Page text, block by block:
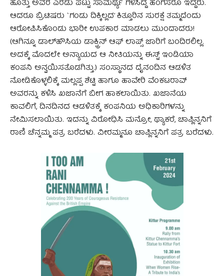
ಹೊತ್ತು ಅವರ ಎರಡು ಪಟ್ಟು ಸಾಮರ್ಥ್ಯ ಗಳಿಸಿದ್ದ ಹೆಂಗಸರೂ ಇದ್ದರು.
ಆದರೂ ಬ್ರಿಟಿಷರು `ಗಂಡು ದಿಕ್ಕಿಲ್ಲದ’ ಕಿತ್ತೂರಿನ ಸುರಕ್ಷೆ ತಮ್ಮದೆಂದು
ಆರೋಪಿಸಿಕೊಂಡು ಭಾರೀ ಉಪಕಾರ ಮಾಡಲು ಮುಂದಾದರು!
(ಆಗಿನ್ನೂ ಡಾಲ್‌ಹೌಸಿಯ ಡಾಕ್ಟ್ರಿನ್ ಆಫ್ ಲಾಪ್ಸ್ ಜಾರಿಗೆ ಬಂದಿರಲಿಲ್ಲ.
ಅದಕ್ಕೆ ಮೊದಲೇ ಅನ್ಯಾಯದ ಆ ನೀತಿಯನ್ನು ಈಸ್ಟ್ ಇಂಡಿಯಾ
ಕಂಪನಿ ಅನ್ವಯಿಸತೊಡಗಿತ್ತು.) ಸಂಸ್ಥಾನದ ದೈನಂದಿನ ಆಡಳಿತ
ನೋಡಿಕೊಳ್ಳಲಿಕ್ಕೆ ಮಲ್ಲಪ್ಪ ಶೆಟ್ಟಿ ಹಾಗೂ ಹಾವೇರಿ ವೆಂಕಟರಾವ್
ಅವರನ್ನು ಕಳಿಸಿ ಖಜಾನೆಗೆ ಬೀಗ ಹಾಕಲಾಯಿತು. ಖಜಾನೆಯ
ಕಾವಲಿಗೆ, ದಿನದಿನದ ಆಡಳಿತಕ್ಕೆ ಕಂಪನಿಯ ಅಧಿಕಾರಿಗಳನ್ನು
ನೇಮಿಸಲಾಯಿತು. ಇದನ್ನು ವಿರೋಧಿಸಿ ಮನ್ರೋ, ಥ್ಯಾಕರೆ, ಚಾಪ್ಲಿನ್ನನಿಗೆ
ರಾಣಿ ಚೆನ್ನಮ್ಮ ಪತ್ರ ಬರೆದಳು. ವೀರಮ್ಮನೂ ಚಾಪ್ಲಿನ್ನನಿಗೆ ಪತ್ರ ಬರೆದಳು.